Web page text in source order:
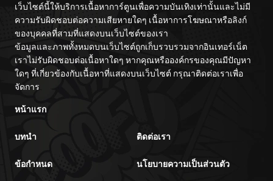
เว็บไซต์นี้ให้บริการเนื้อหาการ์ตูนเพื่อความบันเทิงเท่านั้นและไม่มี
ความรับผิดชอบต่อความเสียหายใดๆ เนื้อหาการโฆษณาหรือลิงก์
ของบุคคลที่สามที่แสดงบนเว็บไซต์ของเรา
ข้อมูลและภาพทั้งหมดบนเว็บไซต์ถูกเก็บรวบรวมจากอินเทอร์เน็ต
เราไม่รับผิดชอบต่อเนื้อหาใดๆ หากคุณหรือองค์กรของคุณมีปัญหา
ใดๆ ที่เกี่ยวข้องกับเนื้อหาที่แสดงบนเว็บไซต์ กรุณาติดต่อเราเพื่อ
จัดการ
หน้าแรก
บทนำ ติดต่อเรา
ข้อกำหนด นโยบายความเป็นส่วนตัว